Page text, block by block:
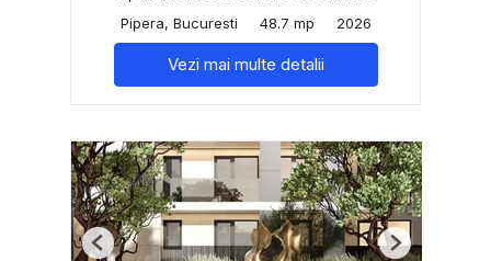
Pipera, Bucuresti
48.7 mp 2026
Vezi mai multe detalii
Previous Next